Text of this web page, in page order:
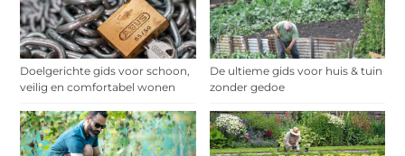
Doelgerichte gids voor schoon,
veilig en comfortabel wonen
De ultieme gids voor huis & tuin
zonder gedoe